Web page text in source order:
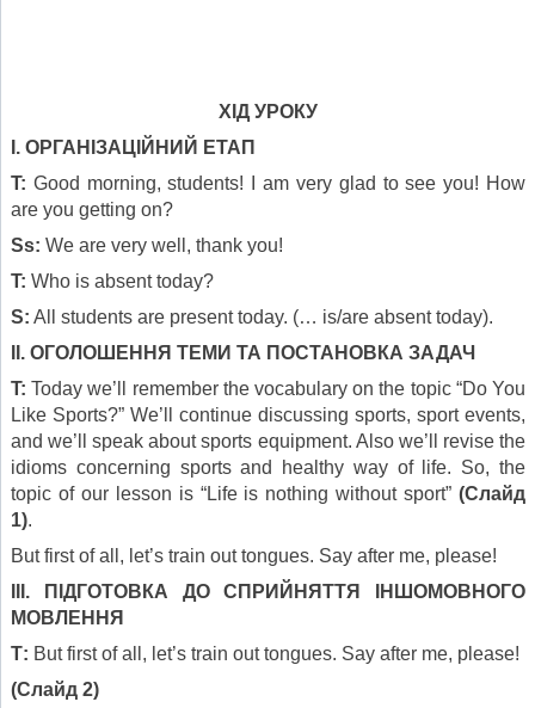
ХІД УРОКУ
І. ОРГАНІЗАЦІЙНИЙ ЕТАП
T: Good morning, students! I am very glad to see you! How
are you getting on?
Ss: We are very well, thank you!
T: Who is absent today?
S: All students are present today. (… is/are absent today).
ІІ. ОГОЛОШЕННЯ ТЕМИ ТА ПОСТАНОВКА ЗАДАЧ
T: Today we’ll remember the vocabulary on the topic “Do You
Like Sports?” We’ll continue discussing sports, sport events,
and we’ll speak about sports equipment. Also we’ll revise the
idioms concerning sports and healthy way of life. So, the
topic of our lesson is “Life is nothing without sport” (Слайд
1).
But first of all, let’s train out tongues. Say after me, please!
ІІІ. ПІДГОТОВКА ДО СПРИЙНЯТТЯ ІНШОМОВНОГО
МОВЛЕННЯ
Т: But first of all, let’s train out tongues. Say after me, please!
(Слайд 2)